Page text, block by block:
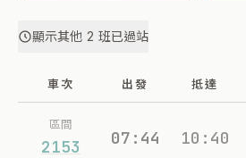
顯示其他 2 班已過站
車次 出發 抵達
區間
2153 07:44 10:40